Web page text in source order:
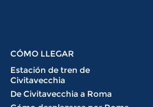
CÓMO LLEGAR
Estación de tren de
Civitavecchia
De Civitavecchia a Roma